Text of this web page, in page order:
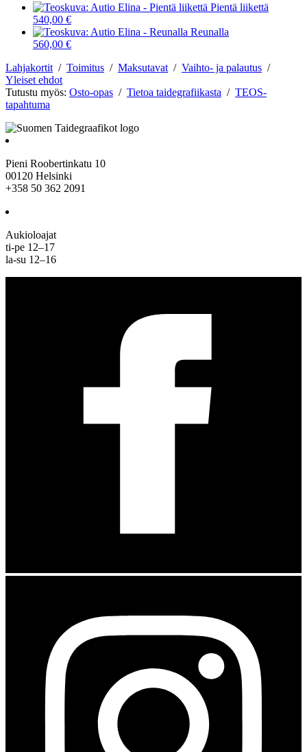
Pientä liikettä
540,00 €
Reunalla
560,00 €
Lahjakortit / Toimitus / Maksutavat / Vaihto- ja palautus /
Yleiset ehdot
Tutustu myös: Osto-opas / Tietoa taidegrafiikasta / TEOS-
tapahtuma
Pieni Roobertinkatu 10
00120 Helsinki
+358 50 362 2091
Aukioloajat
ti-pe 12–17
la-su 12–16